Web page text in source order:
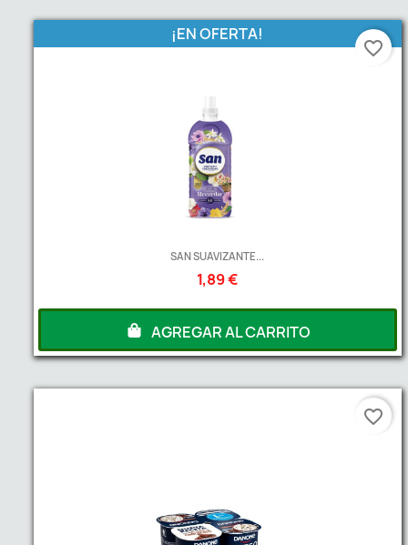
SAN SUAVIZANTE...
1,89 €
¡EN OFERTA!
AGREGAR AL CARRITO
favorite_border
favorite_border